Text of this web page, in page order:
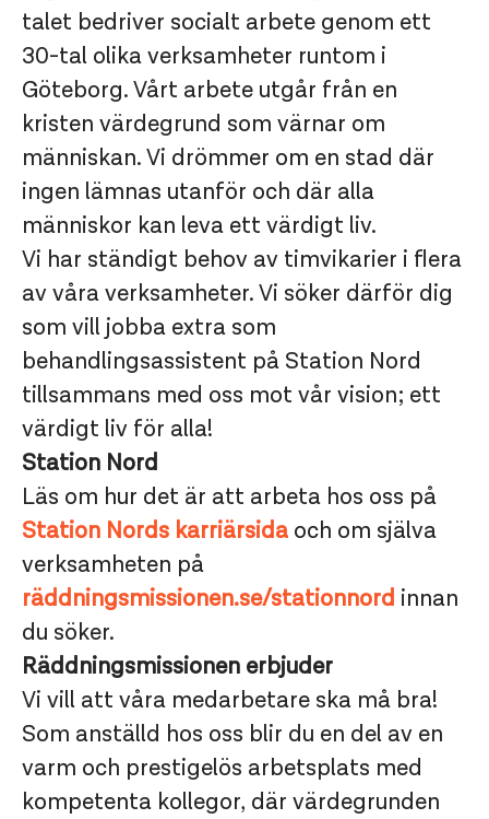
talet bedriver socialt arbete genom ett
30-tal olika verksamheter runtom i
Göteborg. Vårt arbete utgår från en
kristen värdegrund som värnar om
människan. Vi drömmer om en stad där
ingen lämnas utanför och där alla
människor kan leva ett värdigt liv.
Vi har ständigt behov av timvikarier i flera
av våra verksamheter. Vi söker därför dig
som vill jobba extra som
behandlingsassistent på Station Nord
tillsammans med oss mot vår vision; ett
värdigt liv för alla!
Station Nord
Läs om hur det är att arbeta hos oss på
Station Nords karriärsida och om själva
verksamheten på
räddningsmissionen.se/stationnord innan
du söker.
Räddningsmissionen erbjuder
Vi vill att våra medarbetare ska må bra!
Som anställd hos oss blir du en del av en
varm och prestigelös arbetsplats med
kompetenta kollegor, där värdegrunden